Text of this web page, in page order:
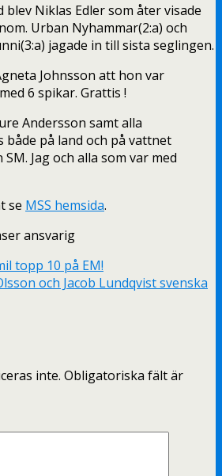
Niklas Edler som åter visade
Urban Nyhammar(2:a) och
jagade in till sista seglingen.
Johnsson att hon var
6 spikar. Grattis !
Andersson samt alla
på land och på vattnet
Jag och alla som var med
se MSS hemsida.
ansvarig
topp 10 på EM!
och Jacob Lundqvist svenska
inte. Obligatoriska fält är